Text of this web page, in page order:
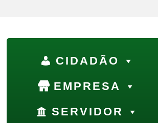
CIDADÃO
EMPRESA
SERVIDOR